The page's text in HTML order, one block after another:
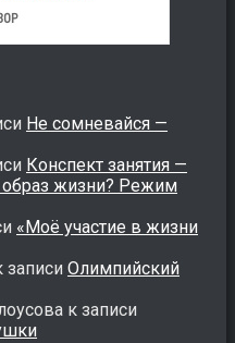
Не сомневайся —
Конспект занятия —
образ жизни? Режим
«Моё участие в жизни
записи Олимпийский
к записи